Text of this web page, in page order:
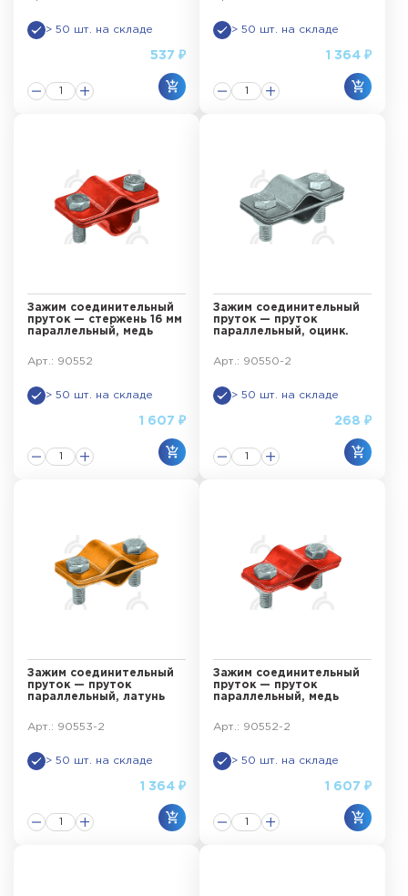
> 50 шт. на складе
537 ₽
> 50 шт. на складе
1 364 ₽
Зажим соединительный
пруток — стержень 16 мм
параллельный, медь
Арт.: 90552
> 50 шт. на складе
1 607 ₽
Зажим соединительный
пруток — пруток
параллельный, оцинк.
Арт.: 90550-2
> 50 шт. на складе
268 ₽
Зажим соединительный
пруток — пруток
параллельный, латунь
Арт.: 90553-2
> 50 шт. на складе
1 364 ₽
Зажим соединительный
пруток — пруток
параллельный, медь
Арт.: 90552-2
> 50 шт. на складе
1 607 ₽